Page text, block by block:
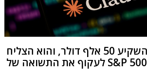
נתנו לקלוד להשקיע 50 אלף דולר, והוא הצליח
לעקוף את התשואה של S&P 500